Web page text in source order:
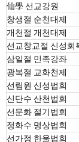
仙學 선교강원
창생절 순천대제
개천절 개천대제
선교창교절 신성회
삼일절 민족강좌
광복절 교화천제
선림원 신성법회
신단수 산천법회
선문화 절기법회
정화수 명상법회
선가정 한울법회